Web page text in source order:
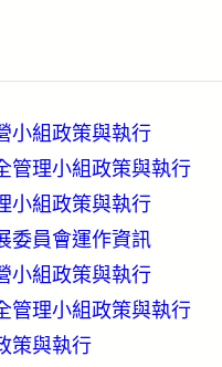
小組政策與執行
管理小組政策與執行
小組政策與執行
委員會運作資訊
小組政策與執行
管理小組政策與執行
策與執行